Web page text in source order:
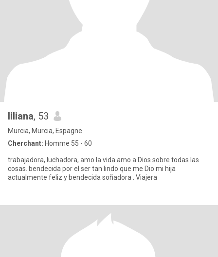
liliana, 53
Murcia, Murcia, Espagne
Cherchant: Homme 55 - 60
trabajadora, luchadora, amo la vida amo a Dios sobre todas las
cosas. bendecida por el ser tan lindo que me Dio mi hija
actualmente feliz y bendecida soñadora . Viajera